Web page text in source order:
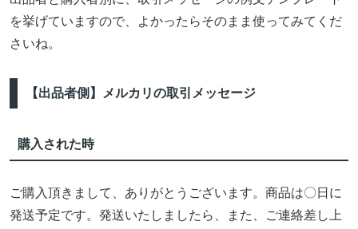
を挙げていますので、よかったらそのまま使ってみてくだ
さいね。
【出品者側】メルカリの取引メッセージ
購入された時
ご購入頂きまして、ありがとうございます。商品は〇日に
発送予定です。発送いたしましたら、また、ご連絡差し上